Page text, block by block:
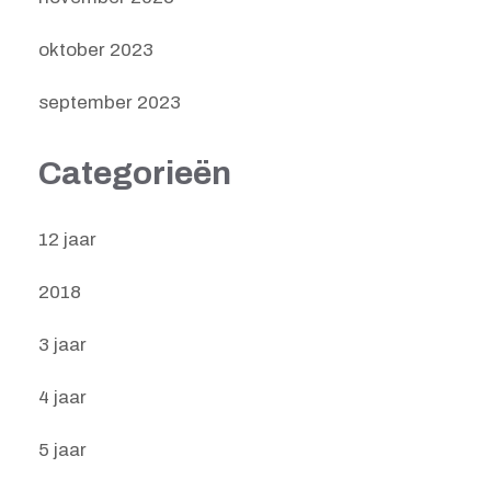
oktober 2023
september 2023
Categorieën
12 jaar
2018
3 jaar
4 jaar
5 jaar